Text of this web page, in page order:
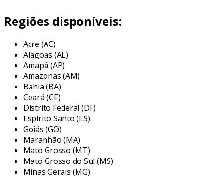
mantenha suas propriedades mecânicas e
força, além de proporcionar maior ductilidade
ao material.
o principal diferencial da chapa laminada a
quente em relação à laminada a frio é que,
durante o resfriamento, a chapa sofre tensões
internas, o que pode resultar em uma leve
deformação. contudo, essa condição não
compromete a funcionalidade do material na
maioria das aplicações. além disso, a chapa
laminada a quente é frequentemente utilizada
como matéria-prima para a fabricação de
estruturas metálicas, equipamentos de
Regiões disponíveis:
Acre (AC)
Alagoas (AL)
Amapá (AP)
Amazonas (AM)
Bahia (BA)
Ceará (CE)
Distrito Federal (DF)
Espírito Santo (ES)
Goiás (GO)
Maranhão (MA)
Mato Grosso (MT)
Mato Grosso do Sul (MS)
Minas Gerais (MG)